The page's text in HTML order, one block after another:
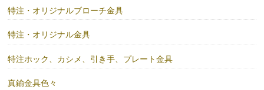
特注・オリジナルブローチ金具
特注・オリジナル金具
特注ホック、カシメ、引き手、プレート金具
真鍮金具色々